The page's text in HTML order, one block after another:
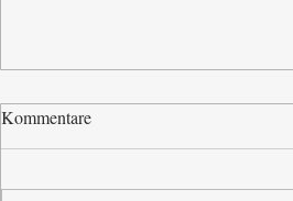
Kommentare